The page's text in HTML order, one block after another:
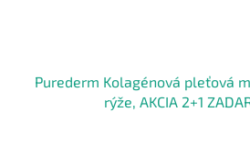
Purederm Kolagénová pleťová
rýže, AKCIA 2+1